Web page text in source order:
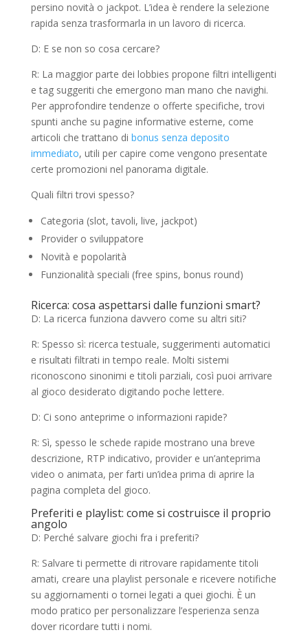
persino novità o jackpot. L’idea è rendere la selezione
rapida senza trasformarla in un lavoro di ricerca.
D: E se non so cosa cercare?
R: La maggior parte dei lobbies propone filtri intelligenti
e tag suggeriti che emergono man mano che navighi.
Per approfondire tendenze o offerte specifiche, trovi
spunti anche su pagine informative esterne, come
articoli che trattano di bonus senza deposito
immediato, utili per capire come vengono presentate
certe promozioni nel panorama digitale.
Quali filtri trovi spesso?
Categoria (slot, tavoli, live, jackpot)
Provider o sviluppatore
Novità e popolarità
Funzionalità speciali (free spins, bonus round)
Ricerca: cosa aspettarsi dalle funzioni smart?
D: La ricerca funziona davvero come su altri siti?
R: Spesso sì: ricerca testuale, suggerimenti automatici
e risultati filtrati in tempo reale. Molti sistemi
riconoscono sinonimi e titoli parziali, così puoi arrivare
al gioco desiderato digitando poche lettere.
D: Ci sono anteprime o informazioni rapide?
R: Sì, spesso le schede rapide mostrano una breve
descrizione, RTP indicativo, provider e un’anteprima
video o animata, per farti un’idea prima di aprire la
pagina completa del gioco.
Preferiti e playlist: come si costruisce il proprio
angolo
D: Perché salvare giochi fra i preferiti?
R: Salvare ti permette di ritrovare rapidamente titoli
amati, creare una playlist personale e ricevere notifiche
su aggiornamenti o tornei legati a quei giochi. È un
modo pratico per personalizzare l’esperienza senza
dover ricordare tutti i nomi.